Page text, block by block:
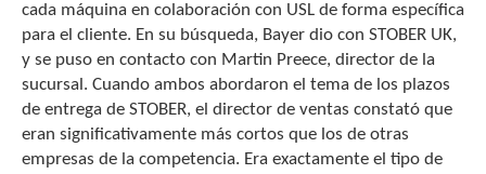
cada máquina en colaboración con USL de forma específica
para el cliente. En su búsqueda, Bayer dio con STOBER UK,
y se puso en contacto con Martin Preece, director de la
sucursal. Cuando ambos abordaron el tema de los plazos
de entrega de STOBER, el director de ventas constató que
eran significativamente más cortos que los de otras
empresas de la competencia. Era exactamente el tipo de